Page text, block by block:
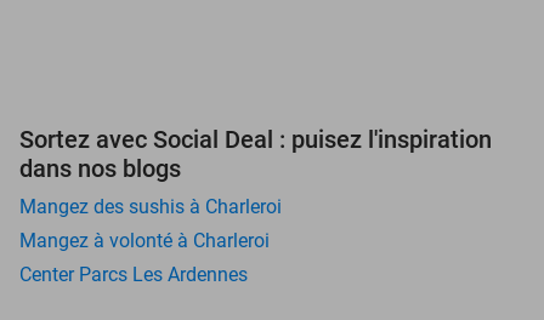
Sortez avec Social Deal : puisez l'inspiration
dans nos blogs
Mangez des sushis à Charleroi
Mangez à volonté à Charleroi
Center Parcs Les Ardennes